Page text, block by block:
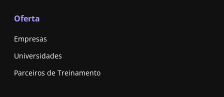
Oferta
Empresas
Universidades
Parceiros de Treinamento